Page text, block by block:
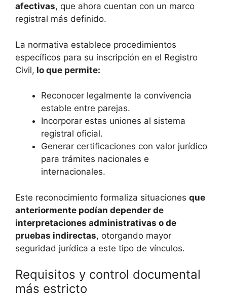
afectivas, que ahora cuentan con un marco
registral más definido.
La normativa establece procedimientos
específicos para su inscripción en el Registro
Civil, lo que permite:
Reconocer legalmente la convivencia
estable entre parejas.
Incorporar estas uniones al sistema
registral oficial.
Generar certificaciones con valor jurídico
para trámites nacionales e
internacionales.
Este reconocimiento formaliza situaciones que
anteriormente podían depender de
interpretaciones administrativas o de
pruebas indirectas, otorgando mayor
seguridad jurídica a este tipo de vínculos.
Requisitos y control documental
más estricto